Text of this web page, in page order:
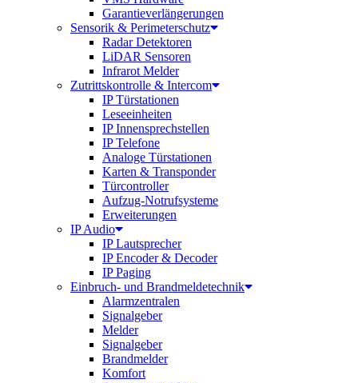
Garantieverlängerungen
Sensorik & Perimeterschutz
Radar Detektoren
LiDAR Sensoren
Infrarot Melder
Zutrittskontrolle & Intercom
IP Türstationen
Leseeinheiten
IP Innensprechstellen
IP Telefone
Analoge Türstationen
Karten & Transponder
Türcontroller
Aufzug-Notrufsysteme
Erweiterungen
IP Audio
IP Lautsprecher
IP Encoder & Decoder
IP Paging
Einbruch- und Brandmeldetechnik
Alarmzentralen
Signalgeber
Melder
Signalgeber
Brandmelder
Komfort